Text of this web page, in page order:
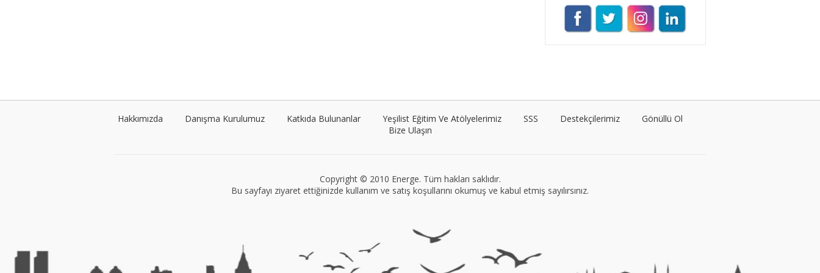
Müge Suyolcu
Naz Kural
Hakkımızda Danışma Kurulumuz Katkıda Bulunanlar Yeşilist Eğitim Ve Atölyelerimiz SSS Destekçilerimiz
Gönüllü Ol
Bize Ulaşın
Copyright © 2010 Energe. Tüm hakları saklıdır.
Bu sayfayı ziyaret ettiğinizde kullanım ve satış koşullarını okumuş ve kabul etmiş sayılırsınız.